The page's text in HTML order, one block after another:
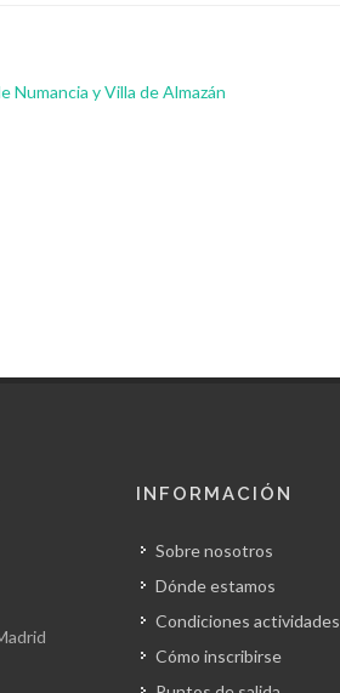
y Villa de Almazán
INFORMACIÓN
Sobre nosotros
Dónde estamos
Condiciones actividades
Cómo inscribirse